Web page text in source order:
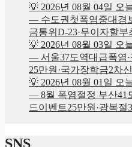
💡 2026년 08월 04일 오
— 수도권첫폭염중대경
금통위D-23·무이자할부
💡 2026년 08월 03일 오
— 서울37도역대급폭염·
25만원·국가장학금2차
💡 2026년 08월 01일 오
— 8월 폭염절정 부산41
드이벤트25만원·광복절
SNS